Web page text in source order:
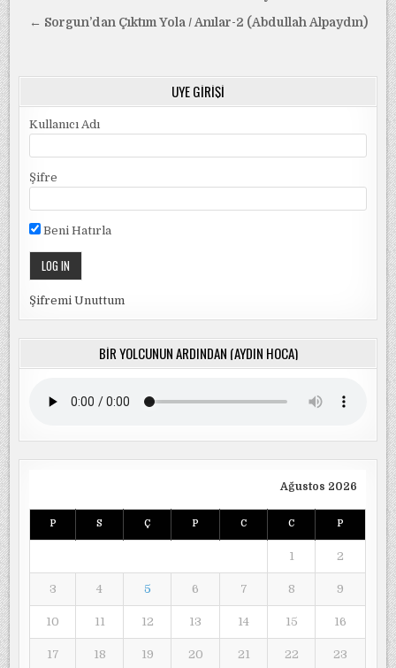
gezinmesi
← Sorgun’dan Çıktım Yola / Anılar-2 (Abdullah Alpaydın)
ÜYE GIRIŞI
Kullanıcı Adı
Şifre
Beni Hatırla
Şifremi Unuttum
BIR YOLCUNUN ARDINDAN (AYDIN HOCA)
Ağustos 2026
P S Ç P C C P
1 2
3 4 5 6 7 8 9
10 11 12 13 14 15 16
17 18 19 20 21 22 23